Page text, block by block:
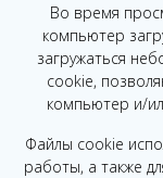
Во время
компьютер
загружаться
cookie,
компьютер и/
Файлы cookie
работы, а также